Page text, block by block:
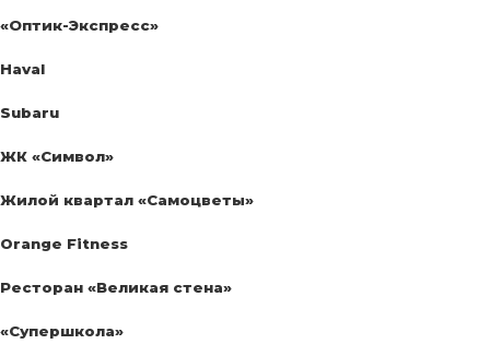
«Оптик-Экспресс»
Haval
Subaru
ЖК «Символ»
Жилой квартал «Самоцветы»
Orange Fitness
Ресторан «Великая стена»
«Супершкола»